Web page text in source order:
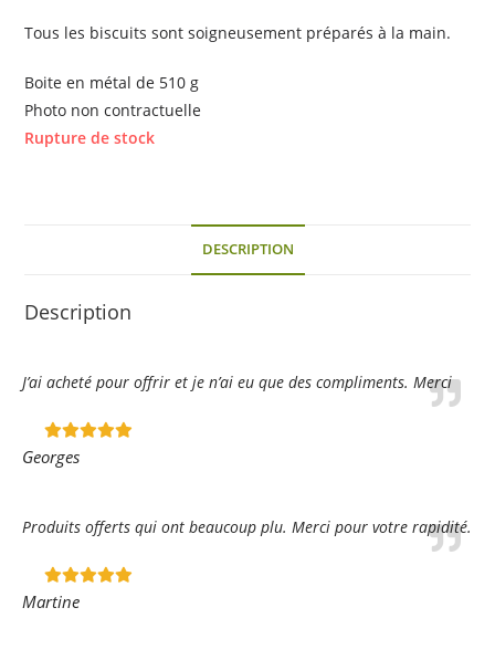
Tous les biscuits sont soigneusement préparés à la main.
Boite en métal de 510 g
Photo non contractuelle
Rupture de stock
DESCRIPTION
Description
J’ai acheté pour offrir et je n’ai eu que des compliments. Merci
Georges
Produits offerts qui ont beaucoup plu. Merci pour votre rapidité.
Martine